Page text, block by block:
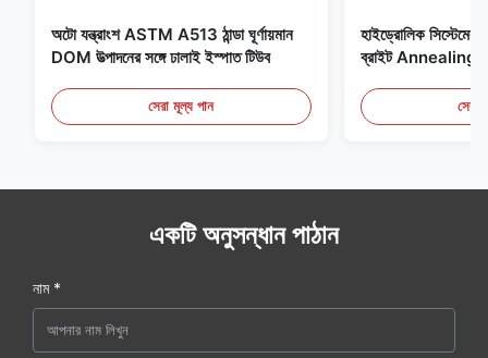
অটো যন্ত্রাংশ ASTM A513 ঠান্ডা ঘূর্ণায়মান
DOM উত্পাদনের সঙ্গে ঢালাই ইস্পাত টিউব
সেরা মূল্য পান
হাইড্রোলিক সিস্টেমের
ব্রাইট Annealing
সেরা
একটি অনুসন্ধান পাঠান
নাম *